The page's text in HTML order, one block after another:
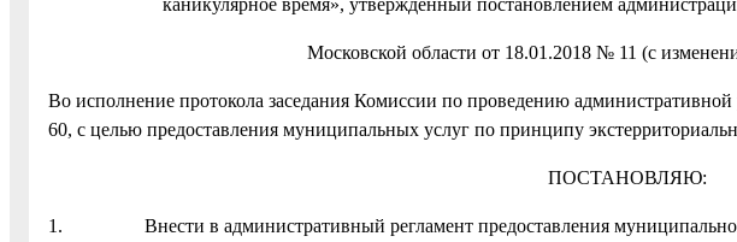
каникулярное время», утвержденный постановлением
Московской области от 18.01.2018 № 11 (с
Во исполнение протокола заседания Комиссии по проведению
60, с целью предоставления муниципальных услуг по принципу
ПОСТАНОВЛЯЮ:
1. Внести в административный регламент предоставления муниципальной